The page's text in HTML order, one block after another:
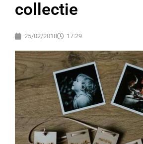
collectie
25/02/2018 17:29